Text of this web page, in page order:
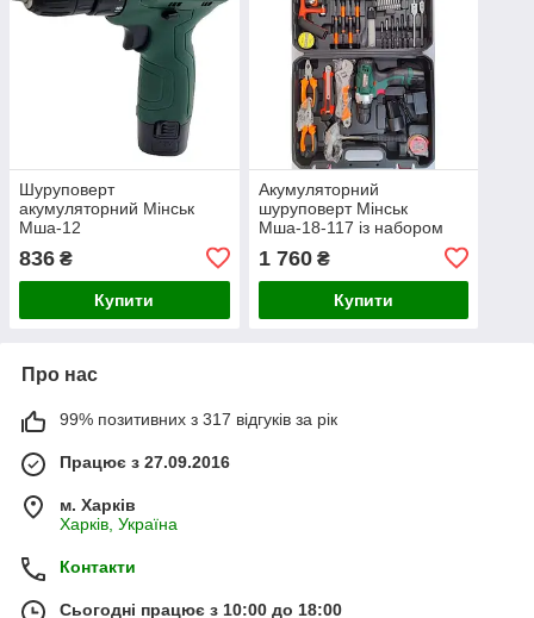
Шуруповерт
акумуляторний Мінськ
Мша-12
836 ₴
Купити
Акумуляторний
шуруповерт Мінськ
Мша-18-117 із набором
1 760₴
Купити
Про нас
99% позитивних з 317 відгуків за рік
Працює з 27.09.2016
м. Харків
Харків, Україна
Контакти
Сьогодні працює з 10:00 до 18:00